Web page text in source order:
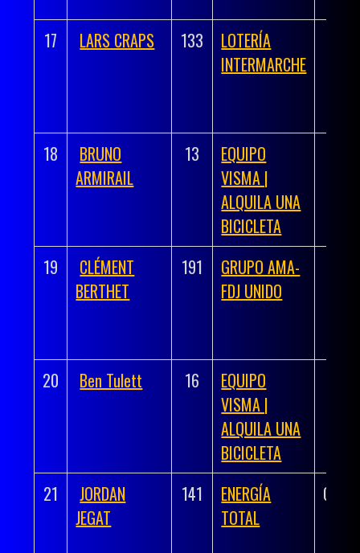
17 LARS CRAPS 133
LOTERÍA
INTERMARCHE
18
BRUNO
ARMIRAIL
13
EQUIPO
VISMA |
ALQUILA UNA
BICICLETA
19
CLÉMENT
BERTHET
191
GRUPO AMA-
FDJ UNIDO
20 Ben Tulett 16
EQUIPO
VISMA |
ALQUILA UNA
BICICLETA
21
JORDAN
JEGAT
141
ENERGÍA
TOTAL